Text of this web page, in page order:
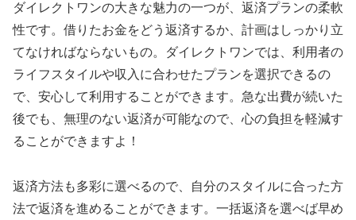
ダイレクトワンの大きな魅力の一つが、返済プランの柔軟
性です。借りたお金をどう返済するか、計画はしっかり立
てなければならないもの。ダイレクトワンでは、利用者の
ライフスタイルや収入に合わせたプランを選択できるの
で、安心して利用することができます。急な出費が続いた
後でも、無理のない返済が可能なので、心の負担を軽減す
ることができますよ！
返済方法も多彩に選べるので、自分のスタイルに合った方
法で返済を進めることができます。一括返済を選べば早め